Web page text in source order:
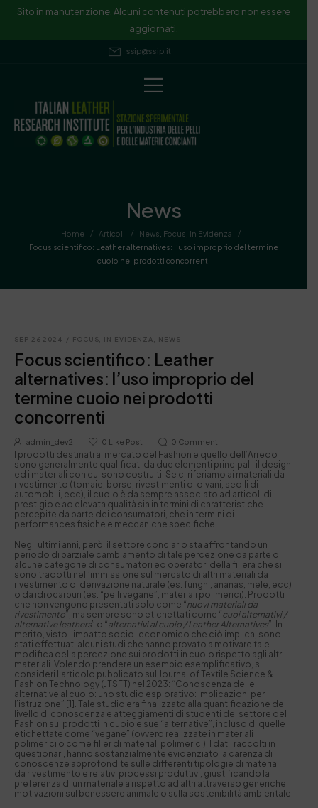
Sito in manutenzione. Alcuni contenuti potrebbero non essere
aggiornati.
ssip@ssip.it
News
Home / Articoli / News Focus In Evidenza
/
Focus scientifico: Leather alternatives: l’uso improprio del termine
cuoio nei prodotti concorrenti
SEP 26 2024 / FOCUS, IN EVIDENZA, NEWS
Focus scientifico: Leather
alternatives: l’uso improprio del
termine cuoio nei prodotti
concorrenti
admin_dev2 0 Like Post 0 Comment
I prodotti destinati al mercato del Fashion e quello dell’Arredo
sono generalmente qualificati da due elementi principali: il design
ed i materiali con cui sono costruiti. Se ci riferiamo ai materiali da
rivestimento (tomaie, borse, rivestimenti di divani, sedili di
automobili, ecc), il cuoio è da sempre associato ad articoli di
prestigio e ad elevata qualità sia in termini di caratteristiche
percepite da parte dei consumatori, che in termini di
performances fisiche e meccaniche specifiche.
Negli ultimi anni, però, il settore conciario sta affrontando un
periodo di parziale cambiamento di tale percezione da parte di
alcune categorie di consumatori ed operatori della filiera che si
sono tradotti nell’immissione sul mercato di altri materiali da
rivestimento di derivazione naturale (es. funghi, ananas, mele, ecc)
o da idrocarburi (es. “pelli vegane”, materiali polimerici). Prodotti
che non vengono presentati solo come “nuovi materiali da
rivestimento”, ma sempre sono etichettati come “cuoi alternativi /
alternative leathers” o “alternativi al cuoio / Leather Alternatives”. In
merito, visto l’impatto socio-economico che ciò implica, sono
stati effettuati alcuni studi che hanno provato a motivare tale
modifica della percezione sui prodotti in cuoio rispetto agli altri
materiali. Volendo prendere un esempio esemplificativo, si
consideri l’articolo pubblicato sul Journal of Textile Science &
Fashion Technology (JTSFT) nel 2023: “Conoscenza delle
alternative al cuoio: uno studio esplorativo: implicazioni per
l’istruzione” [1]. Tale studio era finalizzato alla quantificazione del
livello di conoscenza e atteggiamenti di studenti del settore del
Fashion sui prodotti in cuoio e sue “alternative”, incluso di quelle
etichettate come “vegane” (ovvero realizzate in materiali
polimerici o come filler di materiali polimerici). I dati, raccolti in
questionari, hanno sostanzialmente evidenziato la carenza di
conoscenze approfondite sulle differenti tipologie di materiali
da rivestimento e relativi processi produttivi, giustificando la
preferenza di un materiale a rispetto ad altri attraverso generiche
motivazioni sul benessere animale o sulla sostenibilità ambientale.